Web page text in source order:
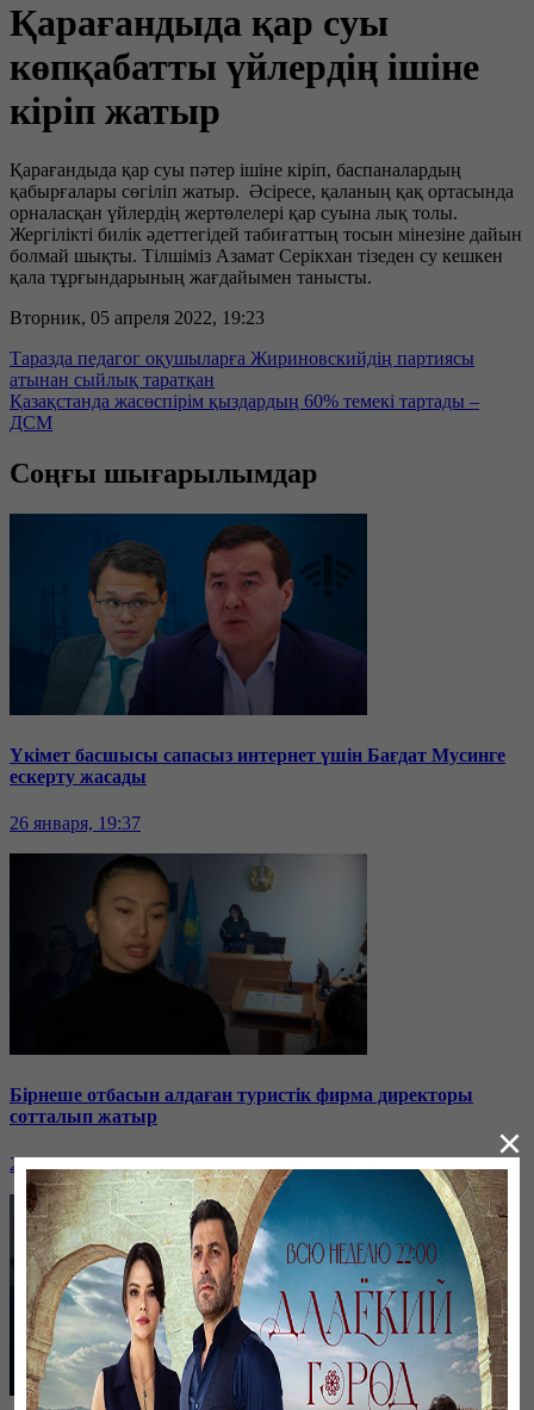
Қарағандыда қар суы
көпқабатты үйлердің ішіне
кіріп жатыр
Қарағандыда қар суы пәтер ішіне кіріп, баспаналардың
қабырғалары сөгіліп жатыр. Әсіресе, қаланың қақ ортасында
орналасқан үйлердің жертөлелері қар суына лық толы.
Жергілікті билік әдеттегідей табиғаттың тосын мінезіне дайын
болмай шықты. Тілшіміз Азамат Серікхан тізеден су кешкен
қала тұрғындарының жағдайымен танысты.
Вторник, 05 апреля 2022, 19:23
Таразда педагог оқушыларға Жириновскийдің партиясы
атынан сыйлық таратқан
Қазақстанда жасөспірім қыздардың 60% темекі тартады –
ДСМ
Соңғы шығарылымдар
Үкімет басшысы сапасыз интернет үшін Бағдат Мусинге
ескерту жасады
26 января, 19:37
Бірнеше отбасын алдаған туристік фирма директоры
сотталып жатыр
26 января, 19:36 ×